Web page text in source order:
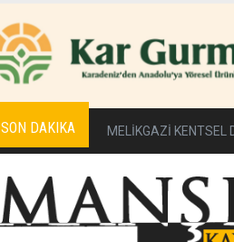
SON DAKIKA MELİKGAZİ KENTSEL